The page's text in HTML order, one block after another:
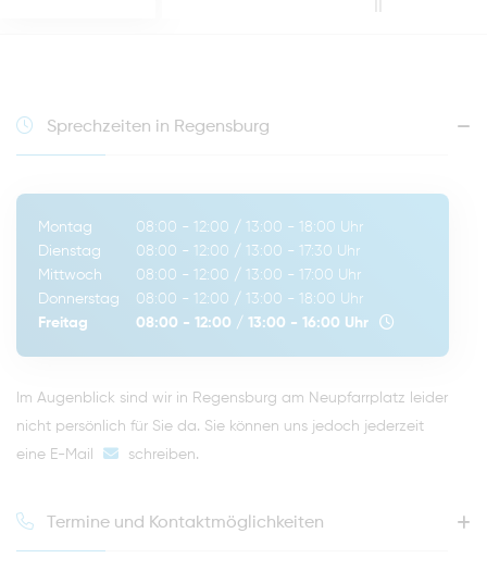
Sprechzeiten in Regensburg
Montag 08:00 - 12:00 / 13:00 - 18:00 Uhr
Dienstag
08:00 - 12:00 / 13:00 - 17:30 Uhr
Mittwoch
08:00 - 12:00 / 13:00 - 17:00 Uhr
Donnerstag
08:00 - 12:00 / 13:00 - 18:00 Uhr
Freitag
08:00 - 12:00 / 13:00 - 16:00 Uhr
Im Augenblick sind wir in Regensburg am Neupfarrplatz leider
nicht persönlich für Sie da. Sie können uns jedoch jederzeit
eine E-Mail
schreiben.
Termine und Kontaktmöglichkeiten